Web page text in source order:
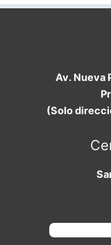
Av. Nueva
(Solo